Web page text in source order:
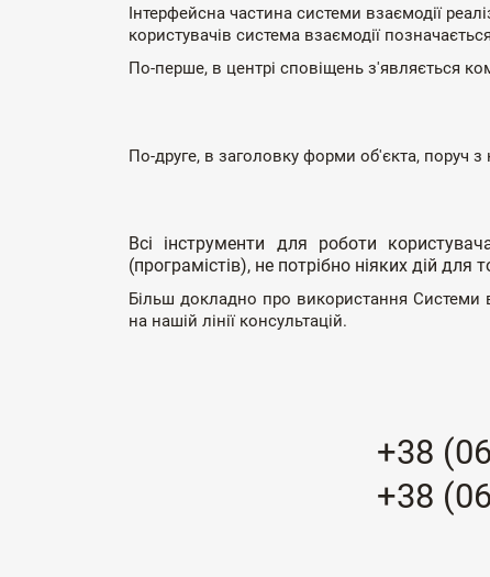
Інтерфейсна частина системи взаємодії
користувачів система взаємодії
По-перше, в центрі сповіщень з'являється
По-друге, в заголовку форми об'єкта, поруч
Всі інструменти для роботи
(програмістів), не потрібно ніяких дій
Більш докладно про використання Системи
на нашій лінії консультацій.
+38
+38